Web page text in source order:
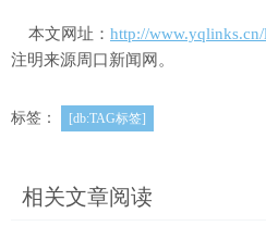
本文网址： http://
注明来源周口新闻网。
标签： [db:TAG标签]
相关文章阅读